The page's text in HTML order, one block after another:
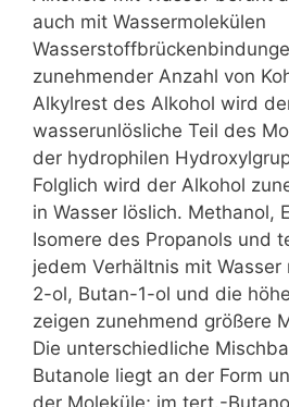
auch mit Wassermolekülen
zunehmender Anzahl von
Alkylrest des Alkohol wird
wasserunlösliche Teil des
der hydrophilen
Folglich wird der Alkohol
in Wasser löslich. Methanol,
Isomere des Propanols und
jedem Verhältnis mit
2-ol, Butan-1-ol und die
zeigen zunehmend größere
Die unterschiedliche
Butanole liegt an der Form
der Moleküle; im tert.-